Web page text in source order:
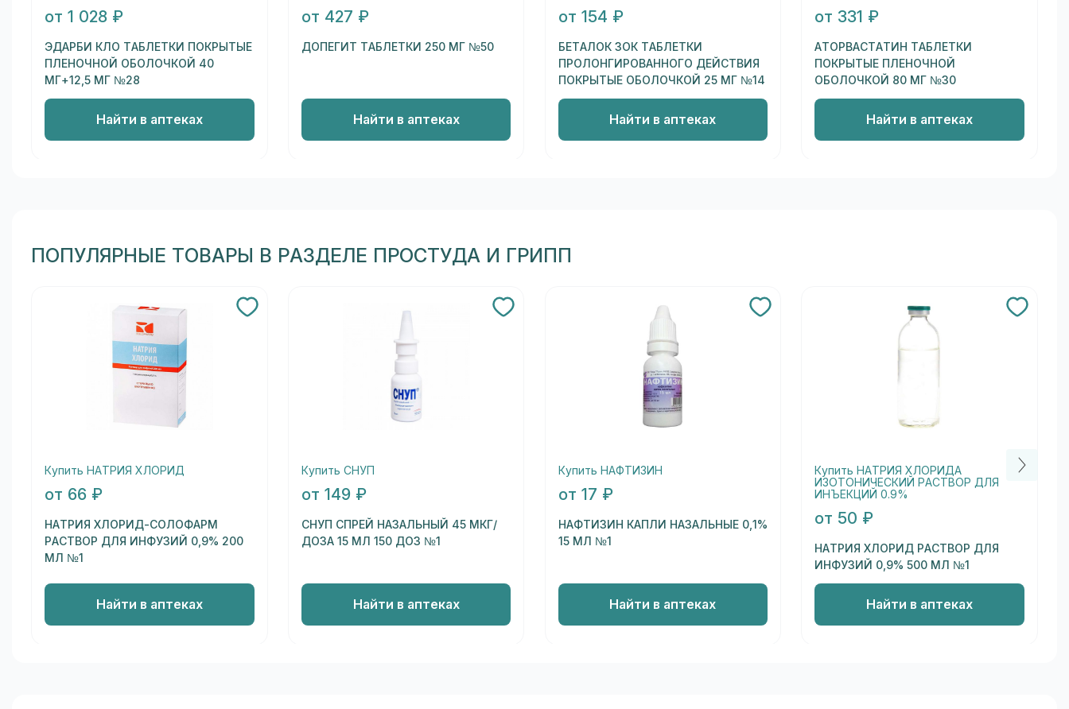
от 1 028 ₽
ЭДАРБИ КЛО ТАБЛЕТКИ ПОКРЫТЫЕ
ПЛЕНОЧНОЙ ОБОЛОЧКОЙ 40
МГ+12,5 МГ №28
Найти в аптеках
от 427 ₽
ДОПЕГИТ ТАБЛЕТКИ 250 МГ №50
Найти в аптеках
от 154 ₽
БЕТАЛОК ЗОК ТАБЛЕТКИ
ПРОЛОНГИРОВАННОГО ДЕЙСТВИЯ
ПОКРЫТЫЕ ОБОЛОЧКОЙ 25 МГ №14
Найти в аптеках
от 331 ₽
АТОРВАСТАТИН ТАБЛЕТКИ
ПОКРЫТЫЕ ПЛЕНОЧНОЙ
ОБОЛОЧКОЙ 80 МГ №30
Найти в аптеках
ПОПУЛЯРНЫЕ ТОВАРЫ В РАЗДЕЛЕ ПРОСТУДА И ГРИПП
Купить НАТРИЯ ХЛОРИД
от 66 ₽
НАТРИЯ ХЛОРИД-СОЛОФАРМ
РАСТВОР ДЛЯ ИНФУЗИЙ 0,9% 200
МЛ №1
Найти в аптеках
Купить СНУП
от 149 ₽
СНУП СПРЕЙ НАЗАЛЬНЫЙ 45 МКГ/
ДОЗА 15 МЛ 150 ДОЗ №1
Найти в аптеках
Купить НАФТИЗИН
от 17 ₽
НАФТИЗИН КАПЛИ НАЗАЛЬНЫЕ 0,1%
15 МЛ №1
Найти в аптеках
Купить НАТРИЯ ХЛОРИДА
ИЗОТОНИЧЕСКИЙ РАСТВОР ДЛЯ
ИНЪЕКЦИЙ 0.9%
от 50 ₽
НАТРИЯ ХЛОРИД РАСТВОР ДЛЯ
ИНФУЗИЙ 0,9% 500 МЛ №1
Найти в аптеках